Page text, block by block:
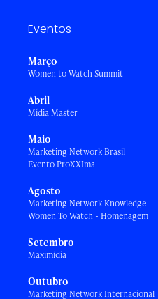
Eventos
Março
Women to Watch Summit
Abril
Mídia Master
Maio
Marketing Network Brasil
Evento ProXXIma
Agosto
Marketing Network Knowledge
Women To Watch - Homenagem
Setembro
Maximídia
Outubro
Marketing Network Internacional